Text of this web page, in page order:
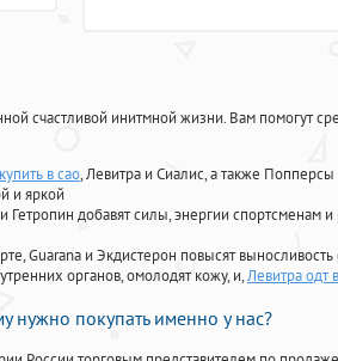
счастливой инитмной жизни. Вам помогут
в сао, Левитра и Сиалис, а также Попперсы
и яркой
Гетропин добавят силы, энергии спортсменам
Guarana и Экдистерон повысят выносливость
органов, омолодят кожу, и,Левитра одт
покупать именно у нас?